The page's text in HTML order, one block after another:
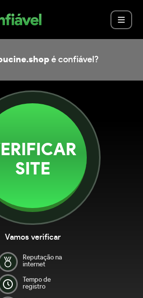
é confiável?
SITE
Vamos verificar
Reputação na
internet
Tempo de
registro